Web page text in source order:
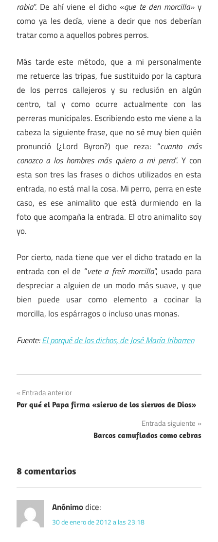
rabia”. De ahí viene el dicho «que te den morcilla» y
como ya les decía, viene a decir que nos deberían
tratar como a aquellos pobres perros.
Más tarde este método, que a mi personalmente
me retuerce las tripas, fue sustituido por la captura
de los perros callejeros y su reclusión en algún
centro, tal y como ocurre actualmente con las
perreras municipales. Escribiendo esto me viene a la
cabeza la siguiente frase, que no sé muy bien quién
pronunció (¿Lord Byron?) que reza: “cuanto más
conozco a los hombres más quiero a mi perro”. Y con
esta son tres las frases o dichos utilizados en esta
entrada, no está mal la cosa. Mi perro, perra en este
caso, es ese animalito que está durmiendo en la
foto que acompaña la entrada. El otro animalito soy
yo.
Por cierto, nada tiene que ver el dicho tratado en la
entrada con el de “vete a freír morcilla”, usado para
despreciar a alguien de un modo más suave, y que
bien puede usar como elemento a cocinar la
morcilla, los espárragos o incluso unas monas.
Fuente:El porqué de los dichos, de José María Iribarren
Navegación
de
Entrada anterior
Por qué el Papa firma «siervo de los siervos de Dios»
Entrada siguiente
Barcos camuflados como cebras
8 comentarios
Anónimodice:
30 de enero de 2012 a las 23:18